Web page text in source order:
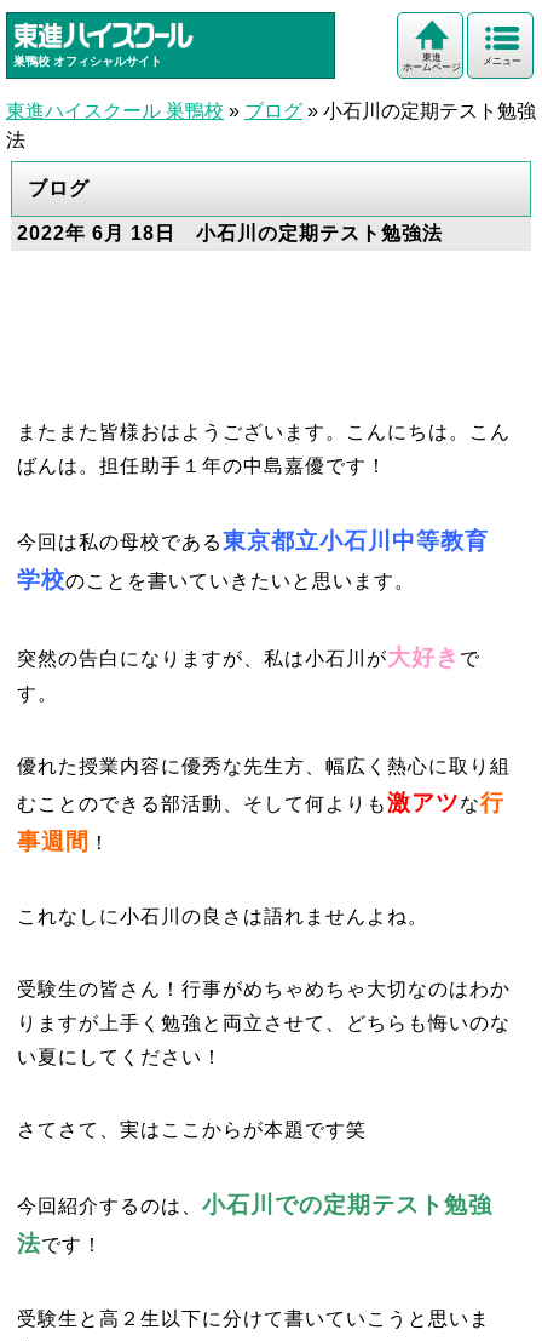
巣鴨校 オフィシャルサイト メニュー
東進
ホームページ
東進ハイスクール 巣鴨校 » ブログ » 小石川の定期テスト勉強
法
ブログ
2022年 6月 18日 小石川の定期テスト勉強法
またまた皆様おはようございます。こんにちは。こん
ばんは。担任助手１年の中島嘉優です！
今回は私の母校である東京都立小石川中等教育
学校のことを書いていきたいと思います。
突然の告白になりますが、私は小石川が大好き で
す。
優れた授業内容に優秀な先生方、幅広く熱心に取り組
むことのできる部活動、そして何よりも激アツな行
事週間 ！
これなしに小石川の良さは語れませんよね。
受験生の皆さん！行事がめちゃめちゃ大切なのはわか
りますが上手く勉強と両立させて、どちらも悔いのな
い夏にしてください！
さてさて、実はここからが本題です笑
今回紹介するのは、 小石川での定期テスト勉強
法です！
受験生と高２生以下に分けて書いていこうと思いま